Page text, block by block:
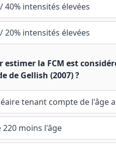
40% intensités élevées
20% intensités élevées
la FCM est
de Gellish (2007) ?
tenant compte de l'âge
moins l'âge